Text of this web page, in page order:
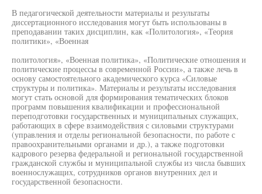
В педагогической деятельности материалы и результаты
диссертационного исследования могут быть использованы в
преподавании таких дисциплин, как «Политология», «Теория
политики», «Военная
политология», «Военная политика», «Политические отношения и
политические процессы в современной России», а также лечь в
основу самостоятельного академического курса «Силовые
структуры и политика». Материалы и результаты исследования
могут стать основой для формирования тематических блоков
программ повышения квалификации и профессиональной
переподготовки государственных и муниципальных служащих,
работающих в сфере взаимодействия с силовыми структурами
(управления и отделы региональной безопасности, по работе с
правоохранительными органами и др.), а также подготовки
кадрового резерва федеральной и региональной государственной
гражданской службы и муниципальной службы из числа бывших
военнослужащих, сотрудников органов внутренних дел и
государственной безопасности.